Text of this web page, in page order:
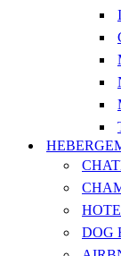
DOG